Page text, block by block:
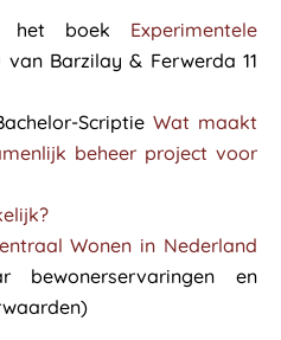
het boek Experimentele
van Barzilay & Ferwerda 11
Scriptie Wat maakt
beheer project voor
Wonen in Nederland
bewonerservaringen en